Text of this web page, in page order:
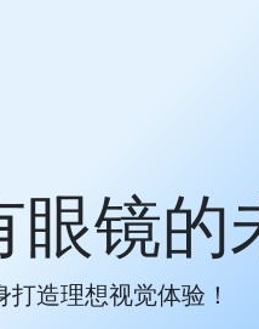
眼镜的
造理想视觉体验！